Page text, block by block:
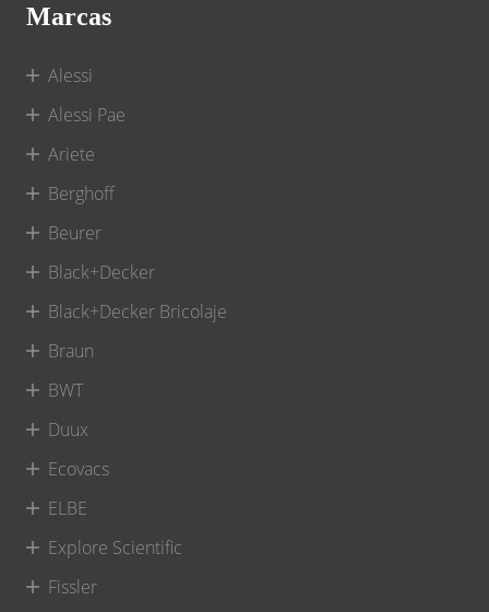
Marcas
Alessi
Alessi Pae
Ariete
Berghoff
Beurer
Black+Decker
Black+Decker Bricolaje
Braun
BWT
Duux
Ecovacs
ELBE
Explore Scientific
Fissler